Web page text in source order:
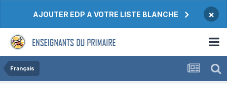
AJOUTER EDP A VOTRE LISTE BLANCHE ×
Français